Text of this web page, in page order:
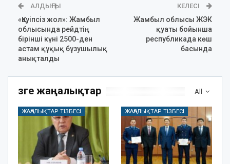
АЛДЫҢҒЫ
«Қауіпсіз жол»: Жамбыл
облысында рейдтің
бірінші күні 2500-ден
астам құқық бұзушылық
анықталды
КЕЛЕСІ
Жамбыл облысы ЖЭК
қуаты бойынша
республикада көш
басында
All
Өзге жаңалықтар
ЖАҢАЛЫҚТАР ТІЗБЕСІ ЖАҢАЛЫҚТАР ТІЗБЕСІ